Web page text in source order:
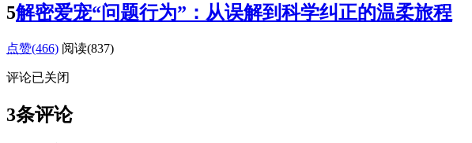
5解密爱宠“问题行为”：从误解到科学纠正的温柔旅程
点赞(466) 阅读(837)
评论已关闭
3条评论